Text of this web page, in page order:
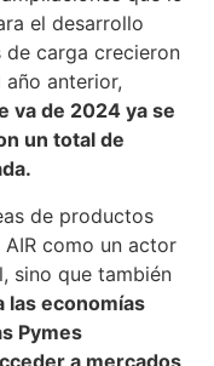
el desarrollo
de carga crecieron
anterior,
va de 2024 ya se
un total de
de productos
como un actor
sino que también
las economías
Pymes
a mercados